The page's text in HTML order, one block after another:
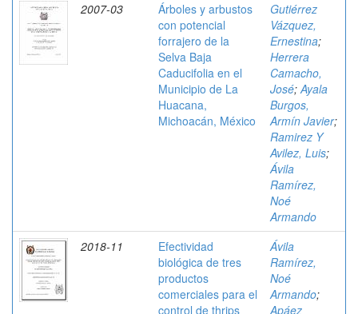
2007-03
Árboles y arbustos
con potencial
forrajero de la
Selva Baja
Caducifolia en el
Municipio de La
Huacana,
Michoacán, México
Gutiérrez
Vázquez,
Ernestina;
Herrera
Camacho,
José;Ayala
Burgos,
Armín Javier;
Ramirez Y
Avilez, Luis;
Ávila
Ramírez,
Noé
Armando
2018-11
Efectividad
biológica de tres
productos
comerciales para el
control de thrips
Ávila
Ramírez,
Noé
Armando;
Apáez